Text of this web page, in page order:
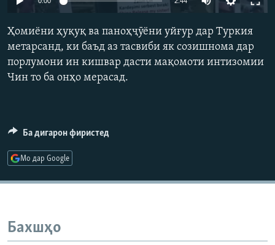
ГУЗОРИШҲОИ РАДИОӢ
ПАЙГИРӢ КУНЕД
Ҳамаи сомонаҳои RFE/RL
240p
480p
Ҳомиёни ҳуқуқ ва паноҳҷӯёни уйғур дар Туркия
метарсанд, ки баъд аз тасвиби як созишнома дар
порлумони ин кишвар дасти мақомоти интизомии
Чин то ба онҳо мерасад.
Ба дигарон фиристед
Мо дар Google
Бахшҳо